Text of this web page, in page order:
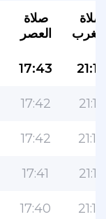
صلاة
العصر
صلاة
17:43 21:17
17:42 21:15
17:42 21:14
17:41 21:12
17:40 21:10